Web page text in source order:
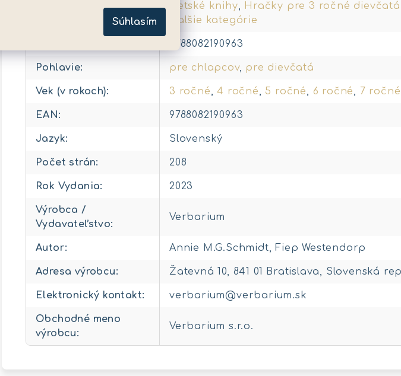
Súhlasím
Detské knihy, Hračky pre 3 ročné dievčatá
ďalšie kategórie
9788082190963
Pohlavie: pre chlapcov, pre dievčatá
Vek (v rokoch): 3 ročné,4 ročné, 5 ročné, 6 ročné, 7 ročné
EAN: 9788082190963
Jazyk: Slovenský
Počet strán: 208
Rok Vydania: 2023
Výrobca /
Vydavateľstvo:
Verbarium
Autor: Annie M.G.Schmidt, Fiep Westendorp
Adresa výrobcu: Žatevná 10, 841 01 Bratislava, Slovenská
Elektronický kontakt: verbarium@verbarium.sk
Obchodné meno
výrobcu:
Verbarium s.r.o.